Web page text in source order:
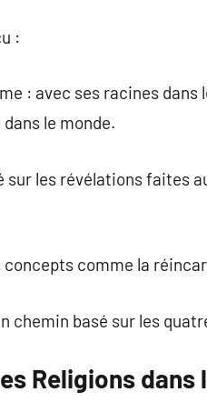
:
: avec ses racines
le monde.
sur les révélations faites
concepts comme la
chemin basé sur les
Religions